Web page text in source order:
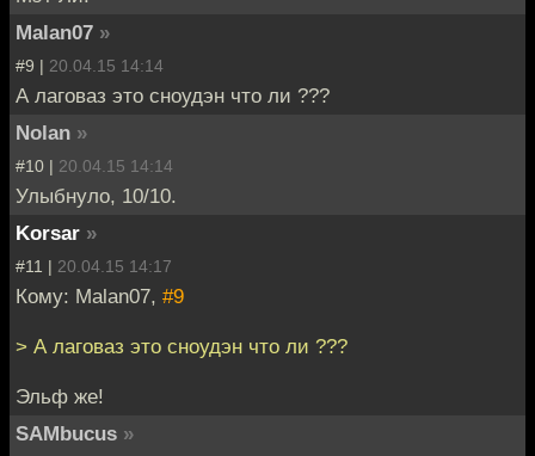
Malan07 »
#9 | 20.04.15 14:14
А лаговаз это сноудэн что ли ???
Nolan »
#10 | 20.04.15 14:14
Улыбнуло, 10/10.
Korsar »
#11 | 20.04.15 14:17
Кому: Malan07, #9
> А лаговаз это сноудэн что ли ???
Эльф же!
SAMbucus »